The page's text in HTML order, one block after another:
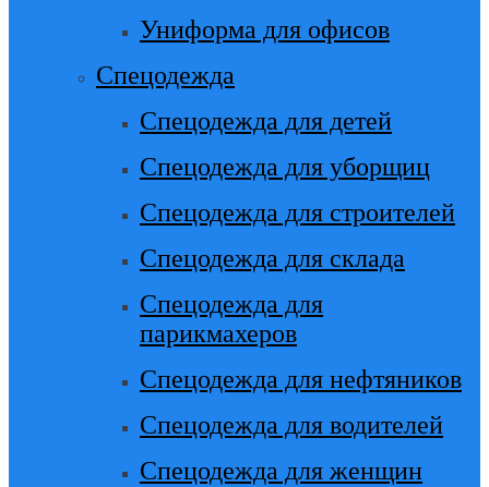
Униформа для офисов
Спецодежда
Спецодежда для детей
Спецодежда для уборщиц
Спецодежда для строителей
Спецодежда для склада
Спецодежда для
парикмахеров
Спецодежда для нефтяников
Спецодежда для водителей
Спецодежда для женщин